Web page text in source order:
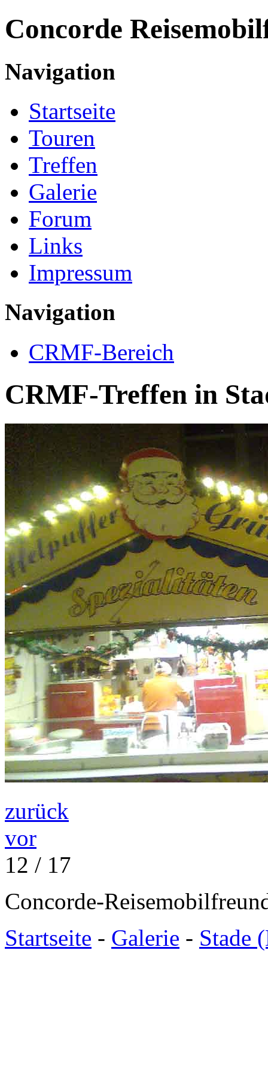
Concorde
Navigation
Startseite
Touren
Treffen
Galerie
Forum
Links
Impressum
Navigation
CRMF-Bereich
CRMF-Treffen in
zurück
vor
12 / 17
Concorde-
Startseite - Galerie - Stade